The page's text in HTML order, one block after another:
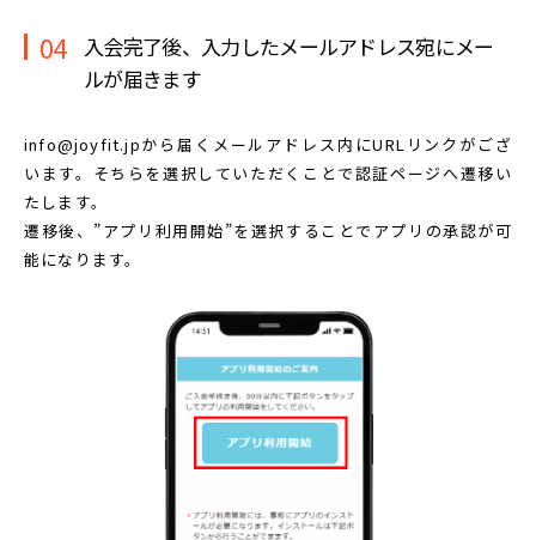
04 入会完了後、入力したメールアドレス宛にメー
ルが届きます
info@joyfit.jpから届くメールアドレス内にURLリンクがござ
います。 そちらを選択していただくことで認証ページへ遷移い
たします。
遷移後、”アプリ利用開始”を選択することで アプリの承認が可
能になります。